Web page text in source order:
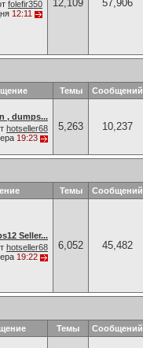
folefir350
12:11
12,109 57,906
Темы Сообщений
, dumps...
hotseller68
19:23
5,263 10,237
Темы Сообщений
Seller...
hotseller68
19:22
6,052 45,482
Темы Сообщений